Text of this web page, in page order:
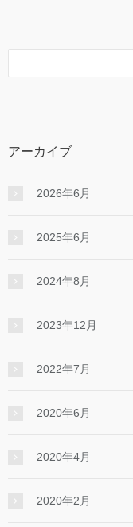
アーカイブ
2026年6月
2025年6月
2024年8月
2023年12月
2022年7月
2020年6月
2020年4月
2020年2月